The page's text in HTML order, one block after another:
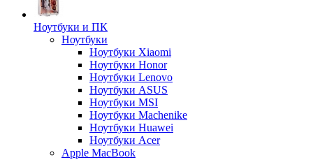
Ноутбуки и ПК
Ноутбуки
Ноутбуки Xiaomi
Ноутбуки Honor
Ноутбуки Lenovo
Ноутбуки ASUS
Ноутбуки MSI
Ноутбуки Machenike
Ноутбуки Huawei
Ноутбуки Acer
Apple MacBook